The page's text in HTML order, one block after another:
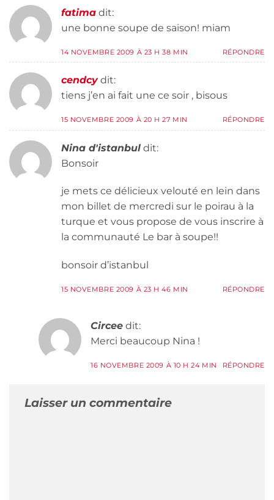
fatima dit:
une bonne soupe de saison! miam
14 NOVEMBRE 2009 À 23 H 38 MIN RÉPONDRE
cendcy dit:
tiens j’en ai fait une ce soir , bisous
15 NOVEMBRE 2009 À 20 H 27 MIN RÉPONDRE
Nina d'istanbul dit:
Bonsoir
je mets ce délicieux velouté en lein dans
mon billet de mercredi sur le poirau à la
turque et vous propose de vous inscrire à
la communauté Le bar à soupe!!
bonsoir d’istanbul
15 NOVEMBRE 2009 À 23 H 46 MIN RÉPONDRE
Circee dit:
Merci beaucoup Nina !
16 NOVEMBRE 2009 À 10 H 24 MIN RÉPONDRE
Laisser un commentaire